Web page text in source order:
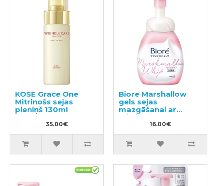
KOSE Grace One
Mitrinošs sejas
pieniņš 130ml
35.00€
Biore Marshallow
gels sejas
mazgāšanai ar
mitrinošo efektu
16.00€